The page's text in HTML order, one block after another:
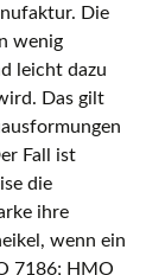
Die
wenig
leicht dazu
Das gilt
Fall ist
die
ihre
wenn ein
7186; HMO